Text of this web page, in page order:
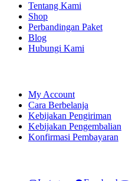
Tentang Kami
Shop
Perbandingan Paket
Blog
Hubungi Kami
My Account
Cara Berbelanja
Kebijakan Pengiriman
Kebijakan Pengembalian
Konfirmasi Pembayaran